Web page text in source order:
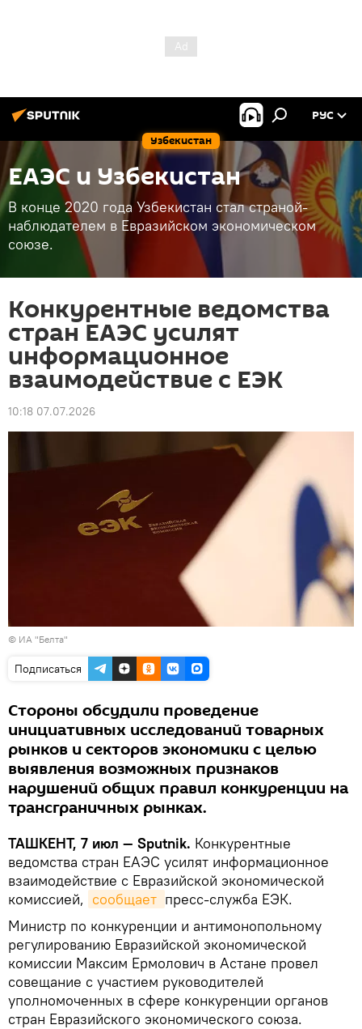
Узбекистан
РУС
ЕАЭС и Узбекистан
В конце 2020 года Узбекистан стал страной-
наблюдателем в Евразийском экономическом
союзе.
Конкурентные ведомства
стран ЕАЭС усилят
информационное
взаимодействие с ЕЭК
10:18 07.07.2026
© ИА "Белта"
Подписаться
Стороны обсудили проведение
инициативных исследований товарных
рынков и секторов экономики с целью
выявления возможных признаков
нарушений общих правил конкуренции на
трансграничных рынках.
ТАШКЕНТ, 7 июл — Sputnik. Конкурентные
ведомства стран ЕАЭС усилят информационное
взаимодействие с Евразийской экономической
комиссией, сообщает пресс-служба ЕЭК.
Министр по конкуренции и антимонопольному
регулированию Евразийской экономической
комиссии Максим Ермолович в Астане провел
совещание с участием руководителей
уполномоченных в сфере конкуренции органов
стран Евразийского экономического союза.